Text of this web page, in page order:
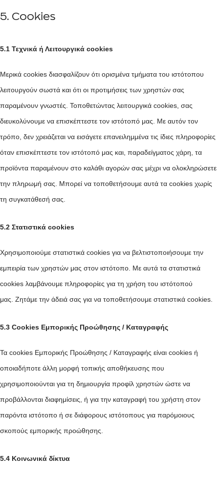
5. Cookies
5.1 Τεχνικά ή Λειτουργικά cookies
Μερικά cookies διασφαλίζουν ότι ορισμένα τμήματα του ιστότοπου
λειτουργούν σωστά και ότι οι προτιμήσεις των χρηστών σας
παραμένουν γνωστές. Τοποθετώντας λειτουργικά cookies, σας
διευκολύνουμε να επισκέπτεστε τον ιστότοπό μας. Με αυτόν τον
τρόπο, δεν χρειάζεται να εισάγετε επανειλημμένα τις ίδιες πληροφορίες
όταν επισκέπτεστε τον ιστότοπό μας και, παραδείγματος χάρη, τα
προϊόντα παραμένουν στο καλάθι αγορών σας μέχρι να ολοκληρώσετε
την πληρωμή σας. Μπορεί να τοποθετήσουμε αυτά τα cookies χωρίς
τη συγκατάθεσή σας.
5.2 Στατιστικά cookies
Χρησιμοποιούμε στατιστικά cookies για να βελτιστοποιήσουμε την
εμπειρία των χρηστών μας στον ιστότοπο. Με αυτά τα στατιστικά
cookies λαμβάνουμε πληροφορίες για τη χρήση του ιστότοπού
μας. Ζητάμε την άδειά σας για να τοποθετήσουμε στατιστικά cookies.
5.3 Cookies Εμπορικής Προώθησης / Καταγραφής
Τα cookies Εμπορικής Προώθησης / Καταγραφής είναι cookies ή
οποιαδήποτε άλλη μορφή τοπικής αποθήκευσης που
χρησιμοποιούνται για τη δημιουργία προφίλ χρηστών ώστε να
προβάλλονται διαφημίσεις, ή για την καταγραφή του χρήστη στον
παρόντα ιστότοπο ή σε διάφορους ιστότοπους για παρόμοιους
σκοπούς εμπορικής προώθησης.
5.4 Κοινωνικά δίκτυα